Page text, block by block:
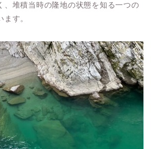
、堆積当時の隆地の状態を知る一つの
す。